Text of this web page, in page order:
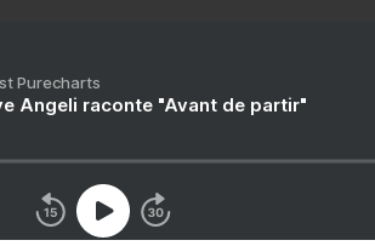
Purecharts
Angeli raconte "Avant de partir"